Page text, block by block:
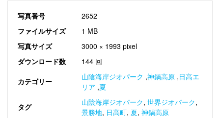
写真番号
2652
ファイルサイズ
1 MB
写真サイズ
3000 × 1993 pixel
ダウンロード数
144 回
カテゴリー 山陰海岸ジオパーク ,神鍋高原 ,日高エ
リア ,夏
タグ 山陰海岸ジオパーク, 世界ジオパーク,
景勝地, 日高町, 夏, 神鍋高原